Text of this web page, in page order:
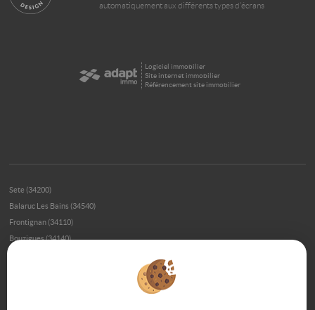
automatiquement aux différents types d'écrans
Logiciel immobilier
Site internet immobilier
Référencement site immobilier
Sete (34200)
Balaruc Les Bains (34540)
Frontignan (34110)
Bouzigues (34140)